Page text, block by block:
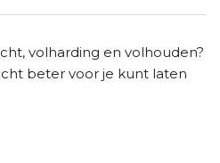
volharding en volhouden?
beter voor je kunt laten